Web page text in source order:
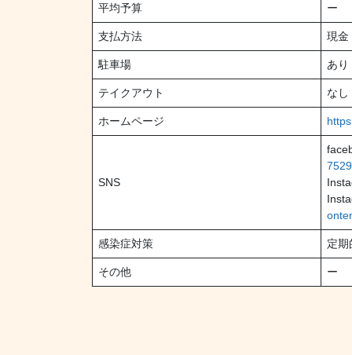
平均予算 ー
支払方法 現金
駐車場 あり
テイクアウト なし
ホームページ
SNS
感染症対策 定期
その他 ー